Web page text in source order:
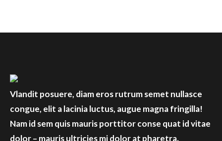
Vlandit posuere, diam eros rutrum semet nullasce
congue, elit a lacinia luctus, augue magna fringilla!
Nam id sem quis mauris porttitor conse quat id vitae
dolor – mauris ultricies mi dolor at pharetra.